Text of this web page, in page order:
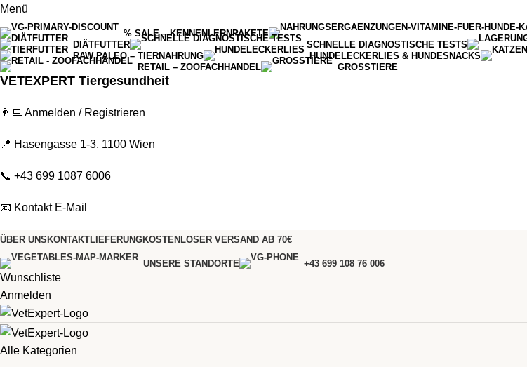
Menü
% SALE – KENNENLERNPAKETE
DIÄTFUTTER
SCHNELLE DIAGNOSTISCHE TESTS
RAW PALEO – TIERNAHRUNG
HUNDELECKERLIES & HUNDESNACKS
RETAIL – ZOOFACHHANDEL
GROSSTIERE
VETEXPERT Tiergesundheit
👨‍💻 Anmelden / Registrieren
📍 Hasengasse 1-3, 1100 Wien
📞 +43 699 1087 6006
📧 Kontakt E-Mail
ÜBER UNS KONTAKTLIEFERUNGKOSTENLOSER VERSAND AB 70€
UNSERE STANDORTE +43 699 108 76 006
Wunschliste
Anmelden
Alle Kategorien